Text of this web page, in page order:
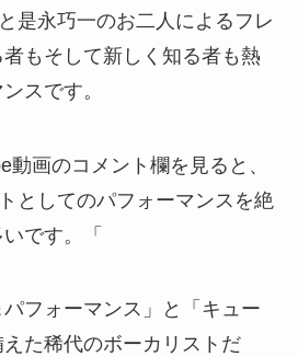
是永巧一のお二人によるフレ
もそして新しく知る者も熱
スです。
動画のコメント欄を見ると、
としてのパフォーマンスを絶
です。「
パフォーマンス」と「キュー
えた稀代のボーカリストだ